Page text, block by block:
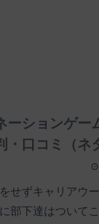
ーションゲー
・口コミ（ネ
せずキャリアウ
部下達はついて